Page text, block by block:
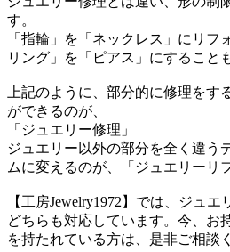
す。
「指輪」を「ネックレス」にリフ
リング」を「ピアス」にすること
上記のように、部分的に修理をす
ができるのが、
「ジュエリー修理」
ジュエリー以外の部分を全く違う
ムに変えるのが、「ジュエリーリ
【工房Jewelry1972】では、ジュ
どちらも対応しています。今、お
を持たれている方は、是非ご相談